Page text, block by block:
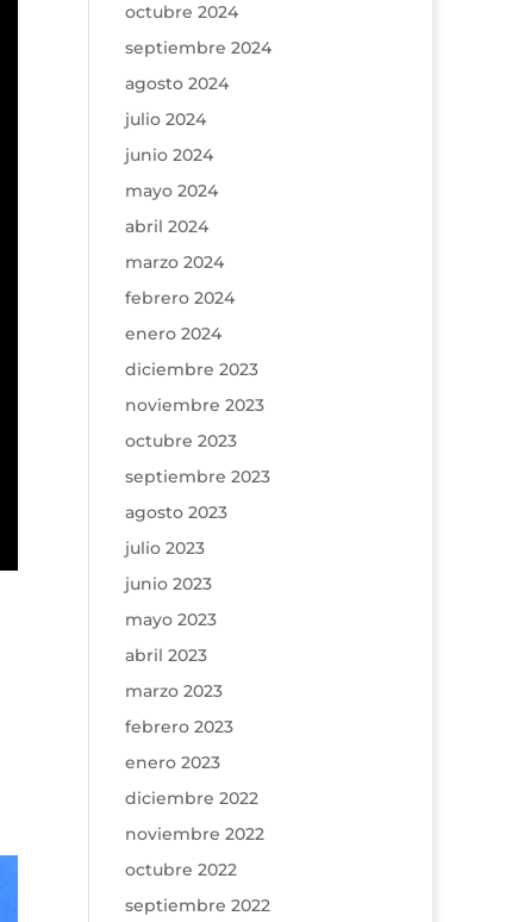
octubre 2024
septiembre 2024
agosto 2024
julio 2024
junio 2024
mayo 2024
abril 2024
marzo 2024
febrero 2024
enero 2024
diciembre 2023
noviembre 2023
octubre 2023
septiembre 2023
agosto 2023
julio 2023
junio 2023
mayo 2023
abril 2023
marzo 2023
febrero 2023
enero 2023
diciembre 2022
noviembre 2022
octubre 2022
septiembre 2022